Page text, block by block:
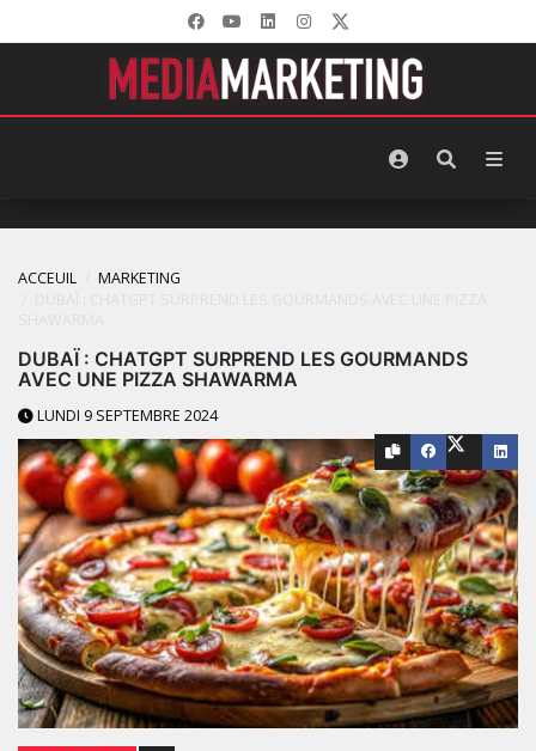
ACCEUIL
MARKETING
DUBAÏ : CHATGPT SURPREND LES GOURMANDS
AVEC UNE PIZZA SHAWARMA
LUNDI 9 SEPTEMBRE 2024